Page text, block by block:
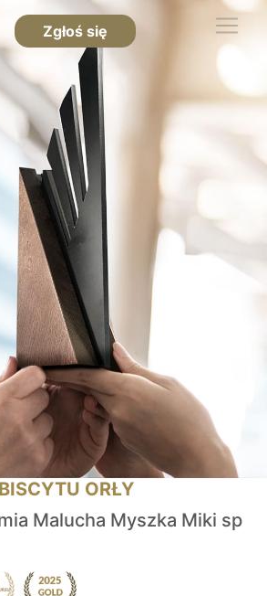
Zgłoś się
ORŁY
Malucha Myszka Miki sp